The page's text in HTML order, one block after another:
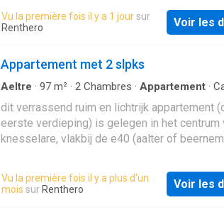
leuk terras. naast de keuken vinden we een
wasplaats/berging. via de trap begeven we
de duplex-verdieping waar we een ruime
aangrenzend zonne-terras. deze verdieping
daarnaast een tweede slaapkamer en een
met badkamermeubel en douchebad en een
toilet. - epc: 183 kwh/m² (uc) - huurprijs 890
eur/maand - onmiddellijk beschikbaar! in
Vu la première fois il y a 1 joursur
Renthero
Voir les
Appartement met 2 slpks
Aeltre · 97 m² · 2 Chambres · Appartement ·
dit verrassend ruim en lichtrijk appartement
eerste verdieping) is gelegen in het centrum
knesselare, vlakbij de e40 (aalter of beernem)
vestiairekast), ruime leefruimte, terras
volledig ingerichte open keuken,
toiletruimte, slaapkamer 1 met bijhorende
Vu la première fois il y a plus d'un
mois sur Renthero Voir les